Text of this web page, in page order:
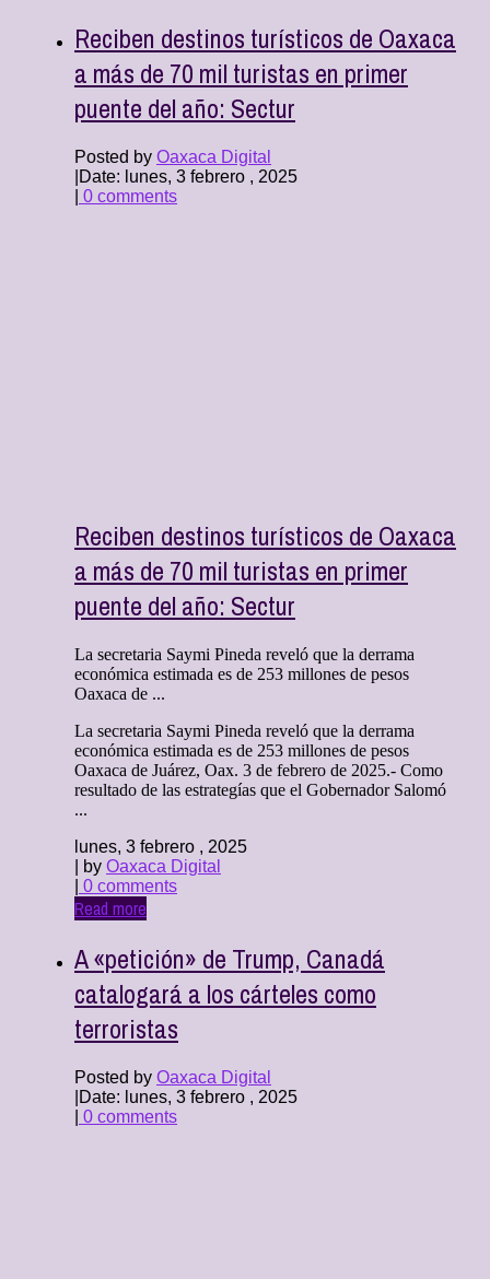
Reciben destinos turísticos de Oaxaca
a más de 70 mil turistas en primer
puente del año: Sectur
Posted by Oaxaca Digital
Date: lunes, 3 febrero , 2025
0 comments
Reciben destinos turísticos de Oaxaca
a más de 70 mil turistas en primer
puente del año: Sectur
La secretaria Saymi Pineda reveló que la derrama
económica estimada es de 253 millones de pesos
Oaxaca de ...
La secretaria Saymi Pineda reveló que la derrama
económica estimada es de 253 millones de pesos
Oaxaca de Juárez, Oax. 3 de febrero de 2025.- Como
resultado de las estrategías que el Gobernador Salomó
...
lunes, 3 febrero , 2025
| by Oaxaca Digital
0 comments
Read more
A «petición» de Trump, Canadá
catalogará a los cárteles como
terroristas
Posted by Oaxaca Digital
Date: lunes, 3 febrero , 2025
0 comments